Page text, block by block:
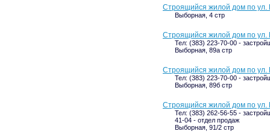
Строящийся жилой дом по ул.
Выборная, 4 стр
Строящийся жилой дом по ул.
Тел: (383) 223-70-00 -
Выборная, 89а стр
Строящийся жилой дом по ул.
Тел: (383) 223-70-00 -
Выборная, 89б стр
Строящийся жилой дом по ул.
Тел: (383) 262-56-55 -
41-04 - отдел продаж
Выборная, 91/2 стр